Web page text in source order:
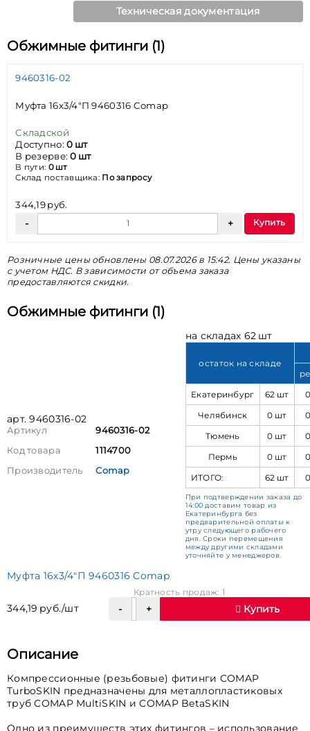
Техническая документация
Обжимные фитинги (1)
9460316-02
Муфта 16х3/4"П 9460316 Comap
Складской
Доступно:0 шт
В резерве:0 шт
В пути: 0 шт
Склад поставщика: По запросу
344,19 руб.
Купить
Розничные цены обновлены 08.07.2026 в 15:42. Цены указаны
с учетом НДС. В зависимости от объема заказа
предоставляются скидки.
Обжимные фитинги (1)
арт. 9460316-02
Артикул
9460316-02
Код товара
1114700
Производитель
Comap
на складах 62 шт
остаток на складе
Екатеринбург
62 шт
Челябинск
0 шт
Тюмень
0 шт
Пермь
0 шт
ИТОГО:
62 шт
При подтверждении заказа до
14:00 доставим товар из
Екатеринбурга без
предварительной оплаты к
утру следующего рабочего
дня. Сроки перемещения
между другими складами
уточняйте у менеджеров.
Муфта 16х3/4"П 9460316 Comap
344,19 руб./шт
Кратность продаж: 1
Купить
Описание
Компрессионные (резьбовые) фитинги COMAP
TurboSKIN предназначены для металлопластиковых
труб COMAP MultiSKIN и COMAP BetaSKIN
Одно из преимуществ этих фитингов – использование